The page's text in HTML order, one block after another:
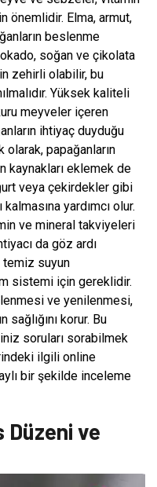
önemlidir. Elma, armut,
beslenme
soğan ve çikolata
zehirli olabilir, bu
Yüksek kaliteli
meyveler içeren
ihtiyaç duyduğu
papağanların
kaynakları eklemek de
veya çekirdekler gibi
yardımcı olur.
ve mineral takviyeleri
da göz ardı
temiz suyun
sistemi için gereklidir.
ve yenilenmesi,
korur. Bu
soruları sorabilmek
ilgili online
bir şekilde inceleme
Düzeni ve